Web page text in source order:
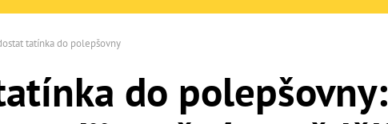
tatínka do polepšovny
do